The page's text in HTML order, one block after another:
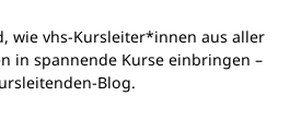
wie vhs-Kursleiter*innen aus aller
in spannende Kurse einbringen –
Blog.